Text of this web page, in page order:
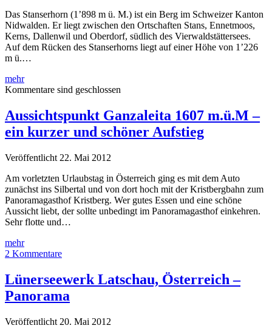
Das Stanserhorn (1’898 m ü. M.) ist ein Berg im Schweizer Kanton
Nidwalden. Er liegt zwischen den Ortschaften Stans, Ennetmoos,
Kerns, Dallenwil und Oberdorf, südlich des Vierwaldstättersees.
Auf dem Rücken des Stanserhorns liegt auf einer Höhe von 1’226
m ü.…
mehrMit
dem
hoch
hinauf
zum
(1’898
ü.
M.)
Kommentare sind geschlossen
Aussichtspunkt Ganzaleita 1607 m.ü.M –
ein kurzer und schöner Aufstieg
Veröffentlicht 22. Mai 2012
Am vorletzten Urlaubstag in Österreich ging es mit dem Auto
zunächst ins Silbertal und von dort hoch mit der Kristbergbahn zum
Panoramagasthof Kristberg. Wer gutes Essen und eine schöne
Aussicht liebt, der sollte unbedingt im Panoramagasthof einkehren.
Sehr flotte und…
mehrAussichtspunkt
Ganzaleita
–
ein
und
2 Kommentare
Lünerseewerk Latschau, Österreich –
Panorama
Veröffentlicht 20. Mai 2012